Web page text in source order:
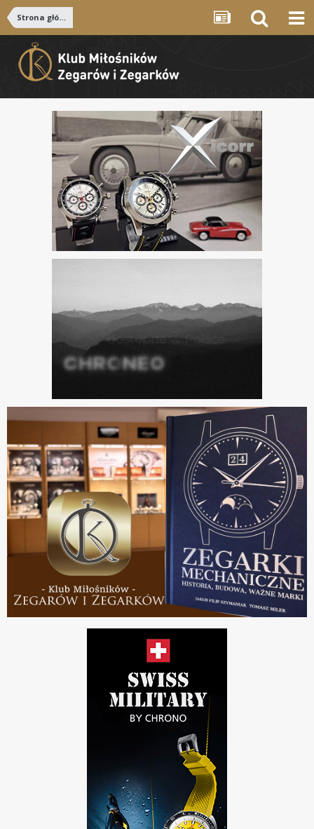
Strona główna